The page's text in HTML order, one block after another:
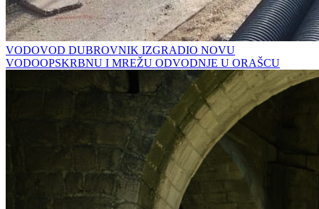
VODOVOD DUBROVNIK IZGRADIO NOVU
VODOOPSKRBNU I MREŽU ODVODNJE U ORAŠCU